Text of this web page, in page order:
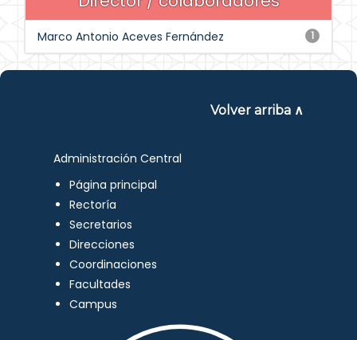
1
Marco Antonio Aceves Fernández
Volver arriba ∧
Administración Central
Página principal
Rectoría
Secretarios
Direcciones
Coordinaciones
Facultades
Campus